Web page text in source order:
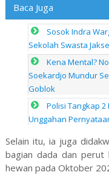
Baca Juga
Sosok Indra
Sekolah Swasta
Kena Mental?
Soekardjo Mundur
Goblok
Polisi Tangkap
Unggahan
Selain itu, ia juga
bagian dada dan perut
hewan pada Oktober